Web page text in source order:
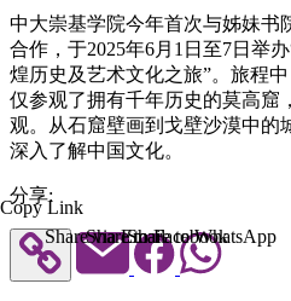
中大崇基学院今年首次与姊妹
合作，于2025年6月1日至7日举
煌历史及艺术文化之旅”。旅程
仅参观了拥有千年历史的莫高窟
观。从石窟壁画到戈壁沙漠中的
深入了解中国文化。
分享:
Copy Link
Share via Email
Share to Facebook
Share to WhatsApp